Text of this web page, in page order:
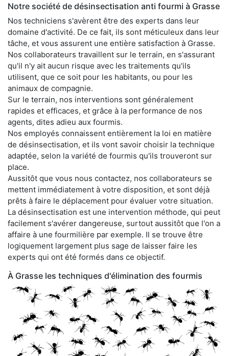
Notre société de désinsectisation anti fourmi à Grasse
Nos techniciens s'avèrent être des experts dans leur
domaine d'activité. De ce fait, ils sont méticuleux dans leur
tâche, et vous assurent une entière satisfaction à Grasse.
Nos collaborateurs travaillent sur le terrain, en s'assurant
qu'il n'y ait aucun risque avec les traitements qu'ils
utilisent, que ce soit pour les habitants, ou pour les
animaux de compagnie.
Sur le terrain, nos interventions sont généralement
rapides et efficaces, et grâce à la performance de nos
agents, dites adieu aux fourmis.
Nos employés connaissent entièrement la loi en matière
de désinsectisation, et ils vont savoir choisir la technique
adaptée, selon la variété de fourmis qu'ils trouveront sur
place.
Aussitôt que vous nous contactez, nos collaborateurs se
mettent immédiatement à votre disposition, et sont déjà
prêts à faire le déplacement pour évaluer votre situation.
La désinsectisation est une intervention méthode, qui peut
facilement s'avérer dangereuse, surtout aussitôt que l'on a
affaire à une fourmilière par exemple. Il se trouve être
logiquement largement plus sage de laisser faire les
experts qui ont été formés dans ce objectif.
À Grasse les techniques d'élimination des fourmis